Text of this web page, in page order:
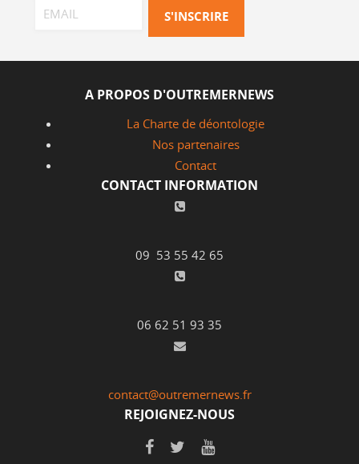
A PROPOS D'OUTREMERNEWS
La Charte de déontologie
Nos partenaires
Contact
CONTACT INFORMATION
09 53 55 42 65
06 62 51 93 35
contact@outremernews.fr
REJOIGNEZ-NOUS